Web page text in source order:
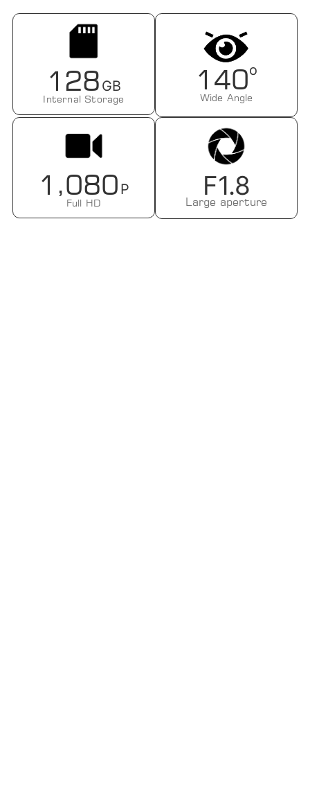
1 28 GB
Internal Storage
1 40o
Wide Angle
1 ,080 P
Full HD
F1.8
Large aperture